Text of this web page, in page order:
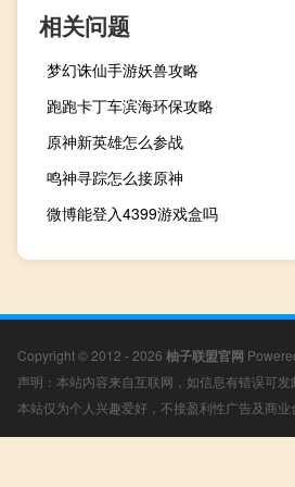
相关问题
梦幻诛仙手游妖兽攻略
跑跑卡丁车滨海环保攻略
原神新英雄怎么参战
鸣神寻踪怎么接原神
微博能登入4399游戏盒吗
Copyright © 2012 - 2026 柚子联盟官网
声明：本站内容来自互联网，如信息有错误可
本站仅为个人兴趣爱好，不接盈利性广告及商业